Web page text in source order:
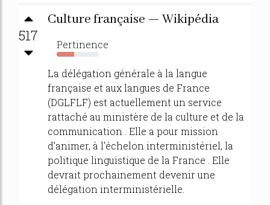
517
Culture française — Wikipédia
Pertinence
42%
La délégation générale à la langue
française et aux langues de France
(DGLFLF) est actuellement un service
rattaché au ministère de la culture et de la
communication . Elle a pour mission
d'animer, à l'échelon interministériel, la
politique linguistique de la France . Elle
devrait prochainement devenir une
délégation interministérielle.